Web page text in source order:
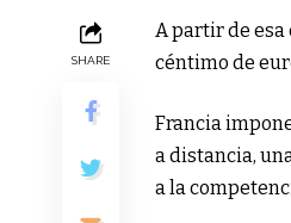
SHARE
A partir de esa
céntimo de
Francia
a distancia,
a la